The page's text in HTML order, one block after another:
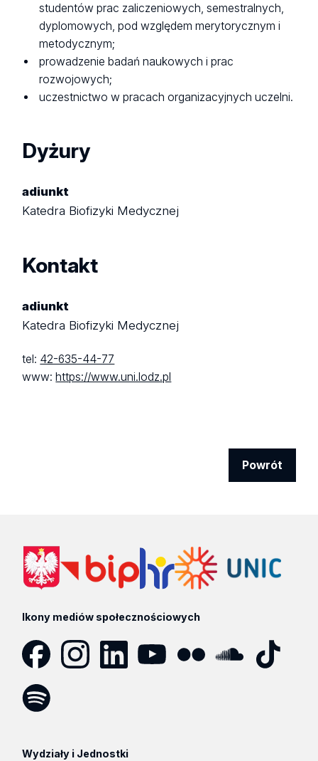
studentów prac zaliczeniowych, semestralnych,
dyplomowych, pod względem merytorycznym i
metodycznym;
prowadzenie badań naukowych i prac
rozwojowych;
uczestnictwo w pracach organizacyjnych uczelni.
Dyżury
adiunkt
Katedra Biofizyki Medycznej
Kontakt
adiunkt
Katedra Biofizyki Medycznej
tel: 42-635-44-77
www:https://www.uni.lodz.pl
Powrót
Ikony mediów społecznościowych
Wydziały i Jednostki